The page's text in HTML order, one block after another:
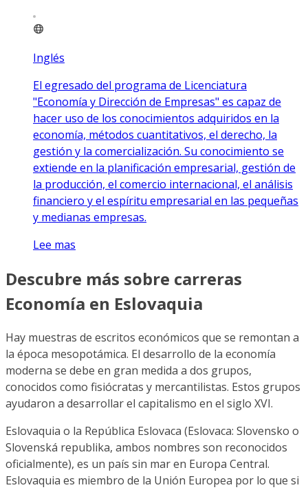
Inglés
El egresado del programa de Licenciatura
"Economía y Dirección de Empresas" es capaz de
hacer uso de los conocimientos adquiridos en la
economía, métodos cuantitativos, el derecho, la
gestión y la comercialización. Su conocimiento se
extiende en la planificación empresarial, gestión de
la producción, el comercio internacional, el análisis
financiero y el espíritu empresarial en las pequeñas
y medianas empresas.
Lee mas
Descubre más sobre carreras
Economía en Eslovaquia
Hay muestras de escritos económicos que se remontan a
la época mesopotámica. El desarrollo de la economía
moderna se debe en gran medida a dos grupos,
conocidos como fisiócratas y mercantilistas. Estos grupos
ayudaron a desarrollar el capitalismo en el siglo XVI.
Eslovaquia o la República Eslovaca (Eslovaca: Slovensko o
Slovenská republika, ambos nombres son reconocidos
oficialmente), es un país sin mar en Europa Central.
Eslovaquia es miembro de la Unión Europea por lo que si